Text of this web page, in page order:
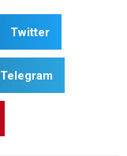
Twitter
Telegram